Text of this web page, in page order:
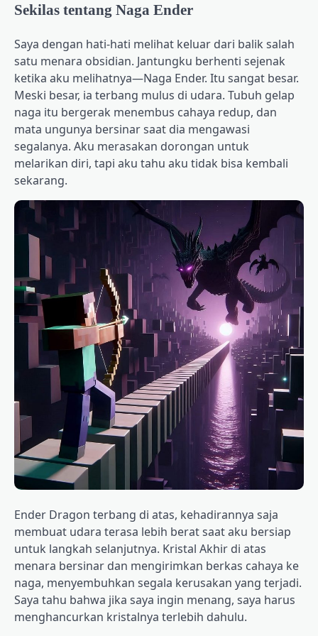
Sekilas tentang Naga Ender
Saya dengan hati-hati melihat keluar dari balik salah
satu menara obsidian. Jantungku berhenti sejenak
ketika aku melihatnya—Naga Ender. Itu sangat besar.
Meski besar, ia terbang mulus di udara. Tubuh gelap
naga itu bergerak menembus cahaya redup, dan
mata ungunya bersinar saat dia mengawasi
segalanya. Aku merasakan dorongan untuk
melarikan diri, tapi aku tahu aku tidak bisa kembali
sekarang.
Ender Dragon terbang di atas, kehadirannya saja
membuat udara terasa lebih berat saat aku bersiap
untuk langkah selanjutnya. Kristal Akhir di atas
menara bersinar dan mengirimkan berkas cahaya ke
naga, menyembuhkan segala kerusakan yang terjadi.
Saya tahu bahwa jika saya ingin menang, saya harus
menghancurkan kristalnya terlebih dahulu.